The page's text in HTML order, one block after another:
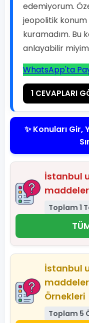
edemiyorum.
jeopolitik konum
kuramadım. Bu
anlayabilir
WhatsApp'ta
1 CEVAPLARI
✨ Konuları
İstanbul
Toplam 1
İstanbul
Örnekleri
Toplam 5